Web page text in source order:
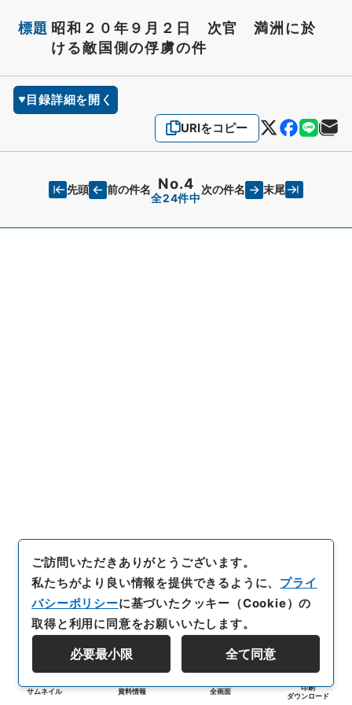
標題 昭和２０年９月２日 次官 満洲に於
ける敵国側の俘虜の件
目録詳細を開く
URIをコピー
先頭 前の件名 No.4
全24件中
次の件名 末尾
サムネイル 資料情報 全画面
印刷
ダウンロード
ご訪問いただきありがとうございます。
私たちがより良い情報を提供できるように、 プライ
バシーポリシーに基づいたクッキー（Cookie）の
取得と利用に同意をお願いいたします。
必要最小限 全て同意